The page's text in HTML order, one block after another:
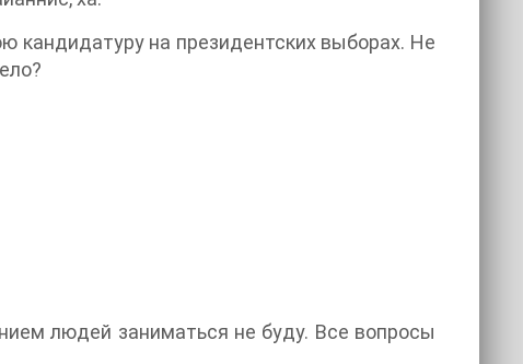
кандидатуру на президентских выборах. Не
людей заниматься не буду. Все вопросы